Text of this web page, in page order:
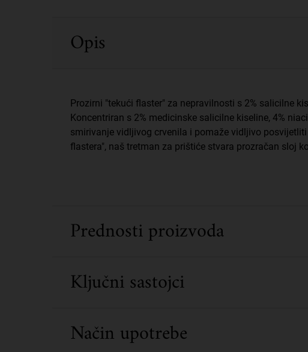
Opis
Prozirni "tekući flaster" za nepravilnosti s 2% salicilne
Koncentriran s 2% medicinske salicilne kiseline, 4%
smirivanje vidljivog crvenila i pomaže vidljivo
flastera", naš tretman za prištiće stvara prozračan sloj
Prednosti proizvoda
Ključni sastojci
Način upotrebe